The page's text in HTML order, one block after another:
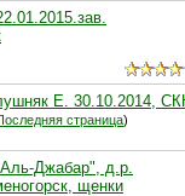
Е. 30.10.2014,
страница)
Джабар", д.р.
щенки